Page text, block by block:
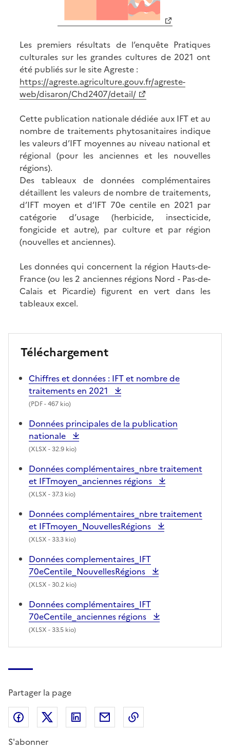
Les premiers résultats de l’enquête Pratiques
culturales sur les grandes cultures de 2021 ont
été publiés sur le site Agreste :
https://agreste.agriculture.gouv.fr/agreste-
web/disaron/Chd2407/detail/
Cette publication nationale dédiée aux IFT et au
nombre de traitements phytosanitaires indique
les valeurs d’IFT moyennes au niveau national et
régional (pour les anciennes et les nouvelles
régions).
Des tableaux de données complémentaires
détaillent les valeurs de nombre de traitements,
d’IFT moyen et d’IFT 70e centile en 2021 par
catégorie d’usage (herbicide, insecticide,
fongicide et autre), par culture et par région
(nouvelles et anciennes).
Les données qui concernent la région Hauts-de-
France (ou les 2 anciennes régions Nord - Pas-de-
Calais et Picardie) figurent en vert dans les
tableaux excel.
Téléchargement
Chiffres et données : IFT et nombre de
traitements en 2021
(PDF- 467 kio)
Données principales de la publication
nationale
(XLSX - 32.9 kio)
Données complémentaires_nbre traitement
et IFTmoyen_anciennes régions
(XLSX - 37.3 kio)
Données complémentaires_nbre traitement
et IFTmoyen_NouvellesRégions
(XLSX - 33.3 kio)
Données complementaires_IFT
70eCentile_NouvellesRégions
(XLSX - 30.2 kio)
Données complémentaires_IFT
70eCentile_anciennes régions
(XLSX - 33.5 kio)
Partager la page
Partager sur Facebook
Partager sur X (anciennement Twitter)
Partager sur LinkedIn
Partager par email
S'abonner